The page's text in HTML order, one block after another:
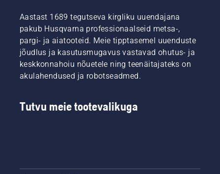
Aastast 1689 tegutseva kirgliku uuendajana
pakub Husqvarna professionaalseid metsa-,
pargi- ja aiatooteid. Meie tipptasemel uuenduste
jõudlus ja kasutusmugavus vastavad ohutus- ja
keskkonnahoiu nõuetele ning teenäitajateks on
akulahendused ja robotseadmed.
Tutvu meie tootevalikuga